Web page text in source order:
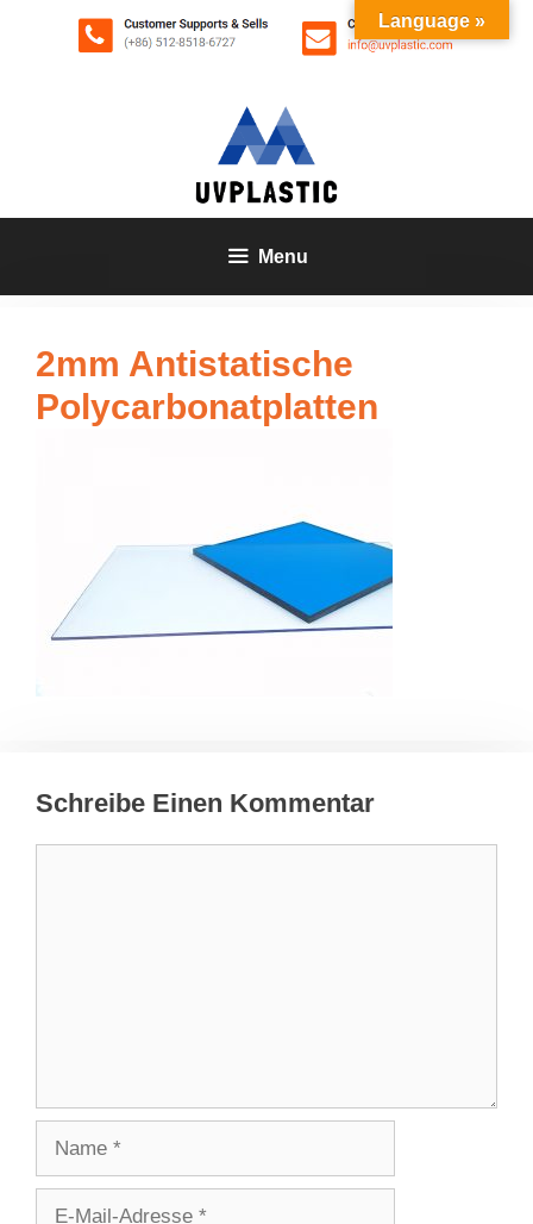
Menu
2mm Antistatische
Polycarbonatplatten
Schreibe Einen Kommentar
Language »